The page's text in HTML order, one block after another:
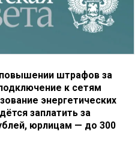
штрафов за
к сетям
энергетических
заплатить за
юрлицам — до 300